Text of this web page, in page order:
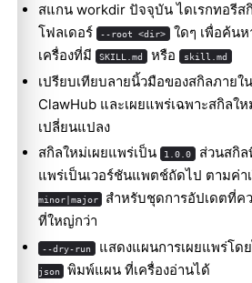
สแกน workdir ปัจจุบัน ไดเรกทอรีส
โฟลเดอร์
--root <dir>
ใดๆ เพื่อค้น
เครื่องที่มี
SKILL.md หรือ skill.md
เปรียบเทียบลายนิ้วมือของสกิลภายใ
ClawHub และเผยแพร่เฉพาะสกิลใ
เปลี่ยนแปลง
สกิลใหม่เผยแพร่เป็น
1.0.0
ส่วนสกิล
แพร่เป็นเวอร์ชันแพตช์ถัดไป ตามค่า
minor|major
สำหรับชุดการอัปเดตที่ค
ที่ใหญ่กว่า
--dry-run แสดงแผนการเผยแพร่โ
json พิมพ์แผน ที่เครื่องอ่านได้